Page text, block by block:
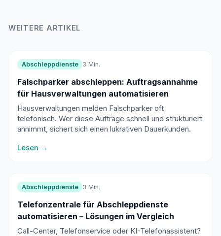
WEITERE ARTIKEL
Abschleppdienste 3 Min.
Falschparker abschleppen: Auftragsannahme
für Hausverwaltungen automatisieren
Hausverwaltungen melden Falschparker oft
telefonisch. Wer diese Aufträge schnell und strukturiert
annimmt, sichert sich einen lukrativen Dauerkunden.
Lesen →
Abschleppdienste 3 Min.
Telefonzentrale für Abschleppdienste
automatisieren – Lösungen im Vergleich
Call-Center, Telefonservice oder KI-Telefonassistent?